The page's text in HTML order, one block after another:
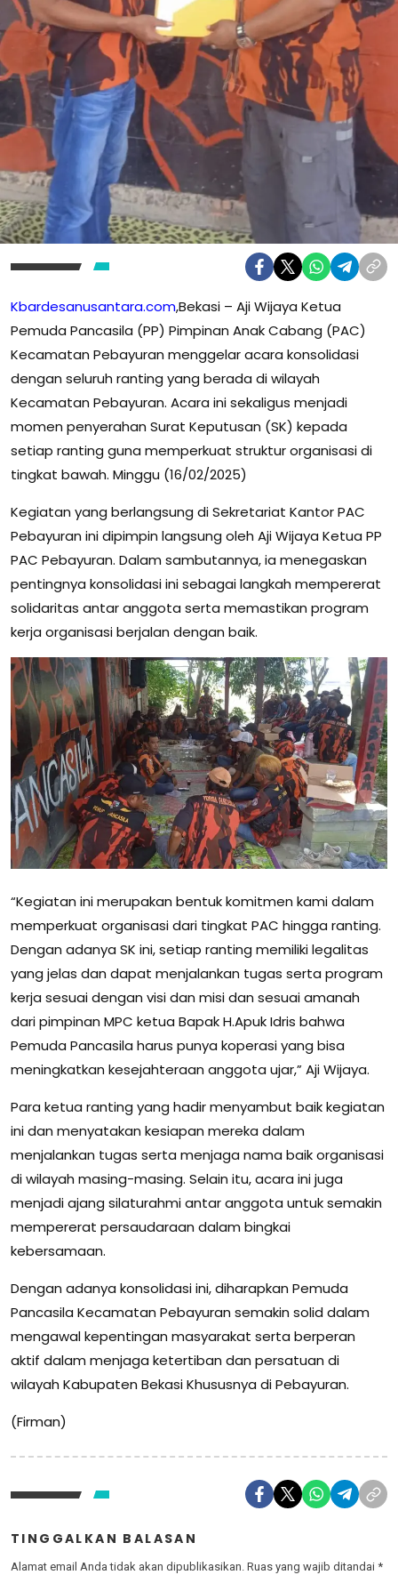
Kbardesanusantara.com,Bekasi – Aji Wijaya Ketua
Pemuda Pancasila (PP) Pimpinan Anak Cabang (PAC)
Kecamatan Pebayuran menggelar acara konsolidasi
dengan seluruh ranting yang berada di wilayah
Kecamatan Pebayuran. Acara ini sekaligus menjadi
momen penyerahan Surat Keputusan (SK) kepada
setiap ranting guna memperkuat struktur organisasi di
tingkat bawah. Minggu (16/02/2025)
Kegiatan yang berlangsung di Sekretariat Kantor PAC
Pebayuran ini dipimpin langsung oleh Aji Wijaya Ketua PP
PAC Pebayuran. Dalam sambutannya, ia menegaskan
pentingnya konsolidasi ini sebagai langkah mempererat
solidaritas antar anggota serta memastikan program
kerja organisasi berjalan dengan baik.
“Kegiatan ini merupakan bentuk komitmen kami dalam
memperkuat organisasi dari tingkat PAC hingga ranting.
Dengan adanya SK ini, setiap ranting memiliki legalitas
yang jelas dan dapat menjalankan tugas serta program
kerja sesuai dengan visi dan misi dan sesuai amanah
dari pimpinan MPC ketua Bapak H.Apuk Idris bahwa
Pemuda Pancasila harus punya koperasi yang bisa
meningkatkan kesejahteraan anggota ujar,” Aji Wijaya.
Para ketua ranting yang hadir menyambut baik kegiatan
ini dan menyatakan kesiapan mereka dalam
menjalankan tugas serta menjaga nama baik organisasi
di wilayah masing-masing. Selain itu, acara ini juga
menjadi ajang silaturahmi antar anggota untuk semakin
mempererat persaudaraan dalam bingkai
kebersamaan.
Dengan adanya konsolidasi ini, diharapkan Pemuda
Pancasila Kecamatan Pebayuran semakin solid dalam
mengawal kepentingan masyarakat serta berperan
aktif dalam menjaga ketertiban dan persatuan di
wilayah Kabupaten Bekasi Khususnya di Pebayuran.
(Firman)
TINGGALKAN BALASAN
Alamat email Anda tidak akan dipublikasikan. Ruas yang wajib ditandai *